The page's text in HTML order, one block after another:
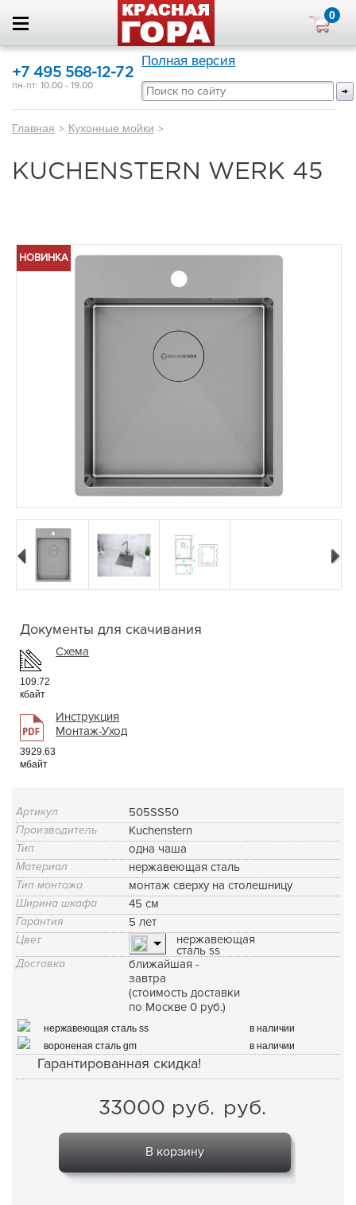
0
+7 495 568-12-72
пн-пт: 10.00 - 19.00
Полная версия
Главная > Кухонные мойки >
KUCHENSTERN WERK 45
НОВИНКА
Документы для скачивания
109.72
кбайт
Схема
3929.63
мбайт
Инструкция
Монтаж-Уход
Артикул 505SS50
Производитель Kuchenstern
Тип одна чаша
Материал нержавеющая сталь
Тип монтажа монтаж сверху на столешницу
Ширина шкафа 45 см
Гарантия 5 лет
Цвет нержавеющая
сталь ss
Доставка
ближайшая -
завтра
(стоимость доставки
по Москве 0 руб.)
нержавеющая сталь ss
в наличии
вороненая сталь gm
в наличии
Гарантированная скидка!
33000 руб. руб.
В корзину